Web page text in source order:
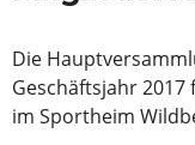
Die
Geschäftsjahr 2017
im Sportheim